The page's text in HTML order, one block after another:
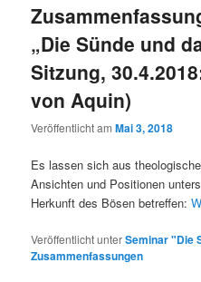
„Die Sünde und
Sitzung,
von Aquin)
Veröffentlicht amMai 3, 2018
Es lassen sich aus
Ansichten und Positionen
Herkunft des Bösen betreffen:
Veröffentlicht unterSeminar "Die
Zusammenfassungen